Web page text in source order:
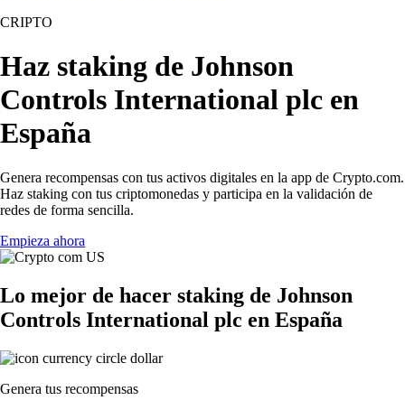
CRIPTO
Haz staking de Johnson
Controls International plc en
España
Genera recompensas con tus activos digitales en la app de Crypto.com.
Haz staking con tus criptomonedas y participa en la validación de
redes de forma sencilla.
Empieza ahora
Lo mejor de hacer staking de Johnson
Controls International plc en España
Genera tus recompensas